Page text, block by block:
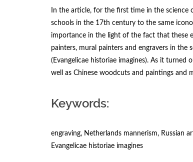
In the article, for the first time in the
schools in the 17th century to the same
importance in the light of the fact that these
painters, mural painters and engravers in the
(Evangelicae historiae imagines). As it turned
well as Chinese woodcuts and paintings and
Keywords:
engraving, Netherlands mannerism, Russian
Evangelicae historiae imagines